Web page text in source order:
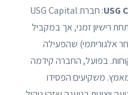
: חברת USG Capital
רישיון זמני, אך במקביל
אלגוריתמי) שהפעילה
בפועל, החברה קידמה
משקיעים הפסידו